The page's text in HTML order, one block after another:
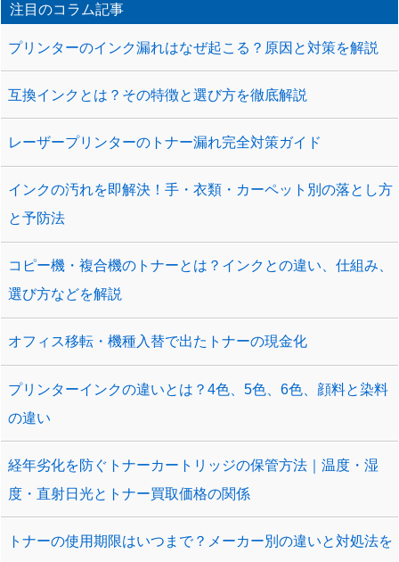
注目のコラム記事
プリンターのインク漏れはなぜ起こる？原因と対策を解説
互換インクとは？その特徴と選び方を徹底解説
レーザープリンターのトナー漏れ完全対策ガイド
インクの汚れを即解決！手・衣類・カーペット別の落とし方
と予防法
コピー機・複合機のトナーとは？インクとの違い、仕組み、
選び方などを解説
オフィス移転・機種入替で出たトナーの現金化
プリンターインクの違いとは？4色、5色、6色、顔料と染料
の違い
経年劣化を防ぐトナーカートリッジの保管方法｜温度・湿
度・直射日光とトナー買取価格の関係
トナーの使用期限はいつまで？メーカー別の違いと対処法を